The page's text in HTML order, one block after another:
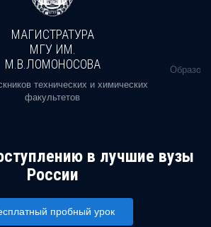
МАГИСТРАТУРА
МГУ ИМ.
М.В.ЛОМОНОСОВА
технических и химических
факультетов
в лучшие вузы
России
пробный урок